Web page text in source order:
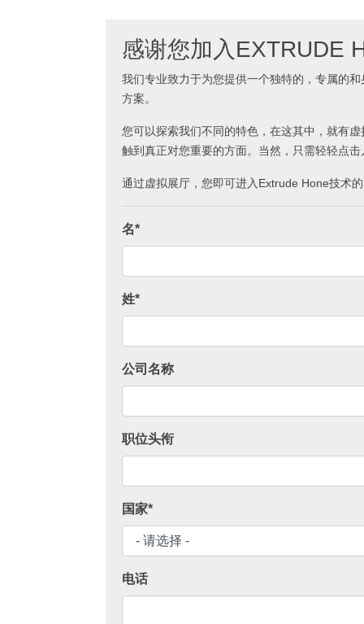
感谢您加入EXTRUDE
我们专业致力于为您提供一个独特的，专属的
方案。
您可以探索我们不同的特色，在这其中，就有
触到真正对您重要的方面。当然，只需轻轻点
通过虚拟展厅，您即可进入Extrude Hone技术
名*
姓*
公司名称
职位头衔
国家*
电话